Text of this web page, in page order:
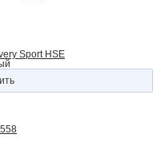
Sport HSE